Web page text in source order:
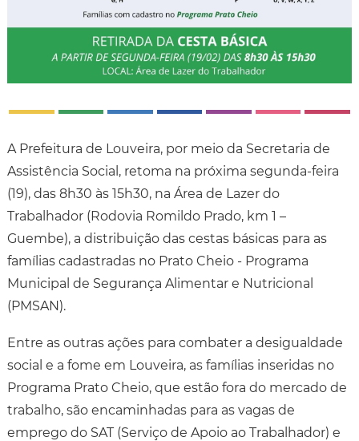
A Prefeitura de Louveira, por meio da Secretaria de
Assistência Social, retoma na próxima segunda-feira
(19), das 8h30 às 15h30, na Área de Lazer do
Trabalhador (Rodovia Romildo Prado, km 1 –
Guembe), a distribuição das cestas básicas para as
famílias cadastradas no Prato Cheio - Programa
Municipal de Segurança Alimentar e Nutricional
(PMSAN).
Entre as outras ações para combater a desigualdade
social e a fome em Louveira, as famílias inseridas no
Programa Prato Cheio, que estão fora do mercado de
trabalho, são encaminhadas para as vagas de
emprego do SAT (Serviço de Apoio ao Trabalhador) e